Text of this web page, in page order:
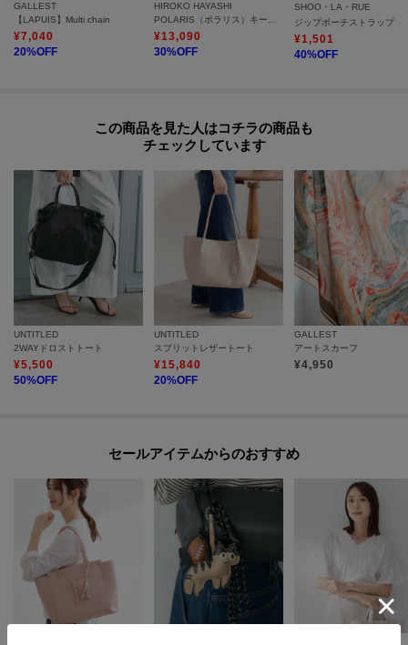
GALLEST
【LAPUIS】Multi chain
¥7,040
20%OFF
HIROKO HAYASHI
POLARIS（ポラリス）キーケース
¥13,090
30%OFF
SHOO・LA・RUE
ジップポーチストラップ
¥1,501
40%OFF
この商品を見た人はコチラの商品も
チェックしています
UNTITLED
2WAYドロストトート
¥5,500
50%OFF
UNTITLED
スプリットレザートート
¥15,840
20%OFF
GALLEST
アートスカーフ
¥4,950
セールアイテムからのおすすめ